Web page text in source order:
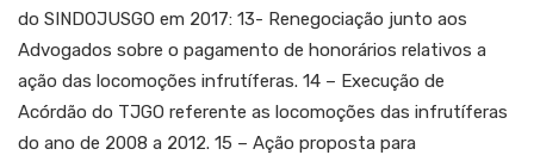
do SINDOJUSGO em 2017: 13- Renegociação junto aos
Advogados sobre o pagamento de honorários relativos a
ação das locomoções infrutíferas. 14 – Execução de
Acórdão do TJGO referente as locomoções das infrutíferas
do ano de 2008 a 2012. 15 – Ação proposta para